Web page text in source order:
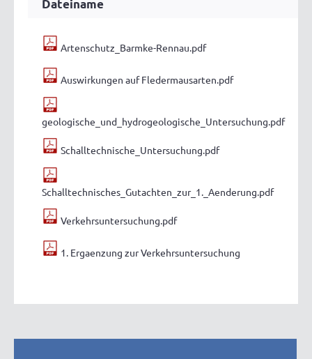
Dateiname
Artenschutz_Barmke-Rennau.pdf
Auswirkungen auf Fledermausarten.pdf
geologische_und_hydrogeologische_Untersuchung.pdf
Schalltechnische_Untersuchung.pdf
Schalltechnisches_Gutachten_zur_1._Aenderung.pdf
Verkehrsuntersuchung.pdf
1. Ergaenzung zur Verkehrsuntersuchung